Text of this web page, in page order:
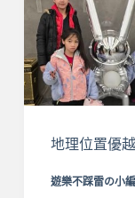
地理位置優
遊樂不踩雷の小編